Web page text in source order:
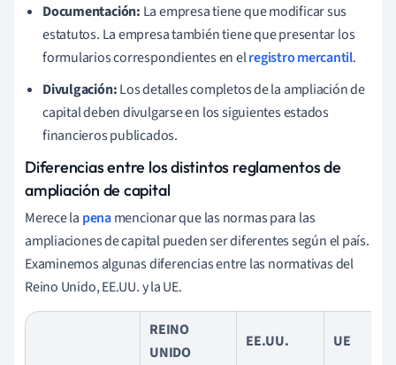
Documentación: La empresa tiene que modificar sus
estatutos. La empresa también tiene que presentar los
formularios correspondientes en elregistro mercantil.
Divulgación:Los detalles completos de la ampliación de
capital deben divulgarse en los siguientes estados
financieros publicados.
Diferencias entre los distintos reglamentos de
ampliación de capital
Merece la penamencionar que las normas para las
ampliaciones de capital pueden ser diferentes según el país.
Examinemos algunas diferencias entre las normativas del
Reino Unido, EE.UU. y la UE.
REINO
UNIDO
EE.UU. UE